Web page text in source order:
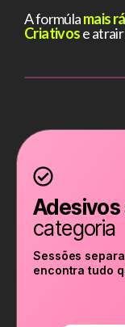
A formúlamais
Criativose
categoria
Sessões
encontra tudo